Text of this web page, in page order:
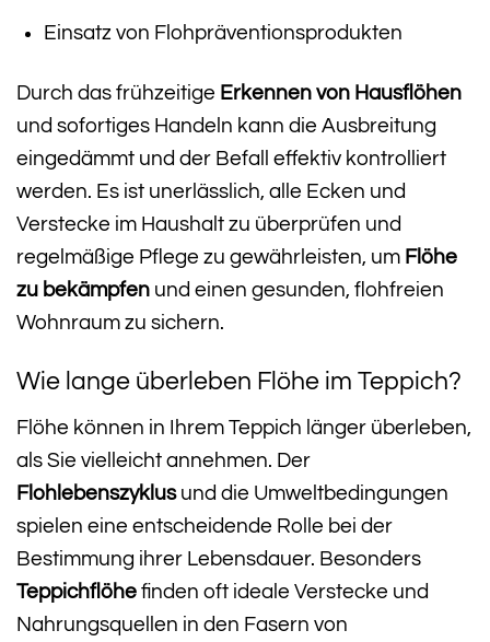
Einsatz von Flohpräventionsprodukten
Durch das frühzeitige Erkennen von Hausflöhen
und sofortiges Handeln kann die Ausbreitung
eingedämmt und der Befall effektiv kontrolliert
werden. Es ist unerlässlich, alle Ecken und
Verstecke im Haushalt zu überprüfen und
regelmäßige Pflege zu gewährleisten, um Flöhe
zu bekämpfen und einen gesunden, flohfreien
Wohnraum zu sichern.
Wie lange überleben Flöhe im Teppich?
Flöhe können in Ihrem Teppich länger überleben,
als Sie vielleicht annehmen. Der
Flohlebenszyklusund die Umweltbedingungen
spielen eine entscheidende Rolle bei der
Bestimmung ihrer Lebensdauer. Besonders
Teppichflöhe finden oft ideale Verstecke und
Nahrungsquellen in den Fasern von